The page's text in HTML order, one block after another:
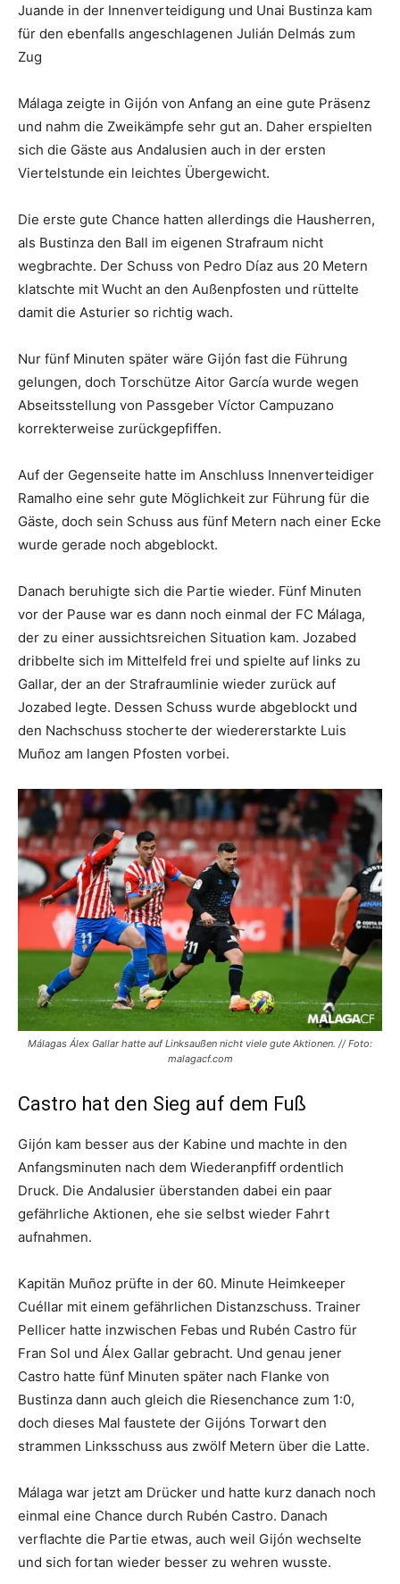
Juande in der Innenverteidigung und Unai Bustinza kam
für den ebenfalls angeschlagenen Julián Delmás zum
Zug
Málaga zeigte in Gijón von Anfang an eine gute Präsenz
und nahm die Zweikämpfe sehr gut an. Daher erspielten
sich die Gäste aus Andalusien auch in der ersten
Viertelstunde ein leichtes Übergewicht.
Die erste gute Chance hatten allerdings die Hausherren,
als Bustinza den Ball im eigenen Strafraum nicht
wegbrachte. Der Schuss von Pedro Díaz aus 20 Metern
klatschte mit Wucht an den Außenpfosten und rüttelte
damit die Asturier so richtig wach.
Nur fünf Minuten später wäre Gijón fast die Führung
gelungen, doch Torschütze Aitor García wurde wegen
Abseitsstellung von Passgeber Víctor Campuzano
korrekterweise zurückgepfiffen.
Auf der Gegenseite hatte im Anschluss Innenverteidiger
Ramalho eine sehr gute Möglichkeit zur Führung für die
Gäste, doch sein Schuss aus fünf Metern nach einer Ecke
wurde gerade noch abgeblockt.
Danach beruhigte sich die Partie wieder. Fünf Minuten
vor der Pause war es dann noch einmal der FC Málaga,
der zu einer aussichtsreichen Situation kam. Jozabed
dribbelte sich im Mittelfeld frei und spielte auf links zu
Gallar, der an der Strafraumlinie wieder zurück auf
Jozabed legte. Dessen Schuss wurde abgeblockt und
den Nachschuss stocherte der wiedererstarkte Luis
Muñoz am langen Pfosten vorbei.
Málagas Álex Gallar hatte auf Linksaußen nicht viele gute Aktionen. // Foto:
malagacf.com
Castro hat den Sieg auf dem Fuß
Gijón kam besser aus der Kabine und machte in den
Anfangsminuten nach dem Wiederanpfiff ordentlich
Druck. Die Andalusier überstanden dabei ein paar
gefährliche Aktionen, ehe sie selbst wieder Fahrt
aufnahmen.
Kapitän Muñoz prüfte in der 60. Minute Heimkeeper
Cuéllar mit einem gefährlichen Distanzschuss. Trainer
Pellicer hatte inzwischen Febas und Rubén Castro für
Fran Sol und Álex Gallar gebracht. Und genau jener
Castro hatte fünf Minuten später nach Flanke von
Bustinza dann auch gleich die Riesenchance zum 1:0,
doch dieses Mal faustete der Gijóns Torwart den
strammen Linksschuss aus zwölf Metern über die Latte.
Málaga war jetzt am Drücker und hatte kurz danach noch
einmal eine Chance durch Rubén Castro. Danach
verflachte die Partie etwas, auch weil Gijón wechselte
und sich fortan wieder besser zu wehren wusste.